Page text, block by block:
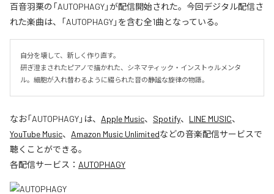
百音羽栗の「AUTOPHAGY」が配信開始された。今回デジタル配信さ
れた楽曲は、「AUTOPHAGY」を含む全1曲となっている。
自分を壊して、新しく作り直す。
研ぎ澄まされたピアノで描かれた、シネマティック・インストゥルメンタ
ル。細胞が入れ替わるように綴られた音の静謐な旋律の物語。
なお「AUTOPHAGY」は、 Apple Music、 Spotify、 LINE MUSIC、
YouTube Music、 Amazon Music Unlimitedなどの音楽配信サービスで
聴くことができる。
各配信サービス： AUTOPHAGY